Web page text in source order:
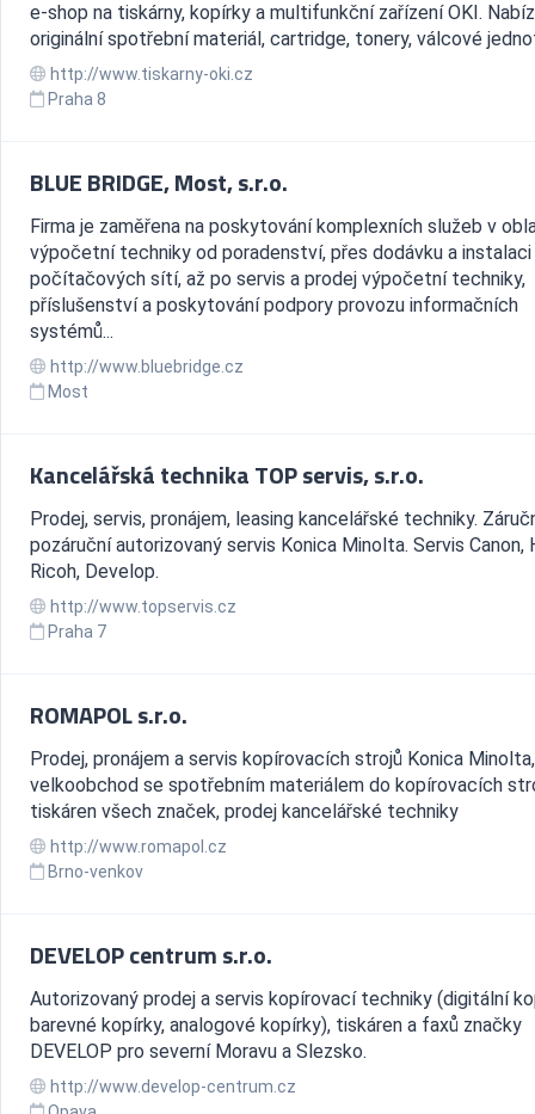
e-shop na tiskárny, kopírky a multifunkční zařízení OKI.
originální spotřební materiál, cartridge, tonery, válcové
http://www.tiskarny-oki.cz
Praha 8
BLUE BRIDGE, Most, s.r.o.
Firma je zaměřena na poskytování komplexních služeb v
výpočetní techniky od poradenství, přes dodávku a instalaci
počítačových sítí, až po servis a prodej výpočetní techniky,
příslušenství a poskytování podpory provozu informačních
systémů...
http://www.bluebridge.cz
Most
Kancelářská technika TOP servis, s.r.o.
Prodej, servis, pronájem, leasing kancelářské techniky.
pozáruční autorizovaný servis Konica Minolta. Servis Canon,
Ricoh, Develop.
http://www.topservis.cz
Praha 7
ROMAPOL s.r.o.
Prodej, pronájem a servis kopírovacích strojů Konica
velkoobchod se spotřebním materiálem do kopírovacích
tiskáren všech značek, prodej kancelářské techniky
http://www.romapol.cz
Brno-venkov
DEVELOP centrum s.r.o.
Autorizovaný prodej a servis kopírovací techniky (digitální
barevné kopírky, analogové kopírky), tiskáren a faxů značky
DEVELOP pro severní Moravu a Slezsko.
http://www.develop-centrum.cz